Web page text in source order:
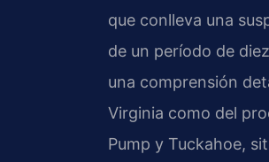
que conlleva una
de un período de
una comprensión
Virginia como del
Pump y Tuckahoe,